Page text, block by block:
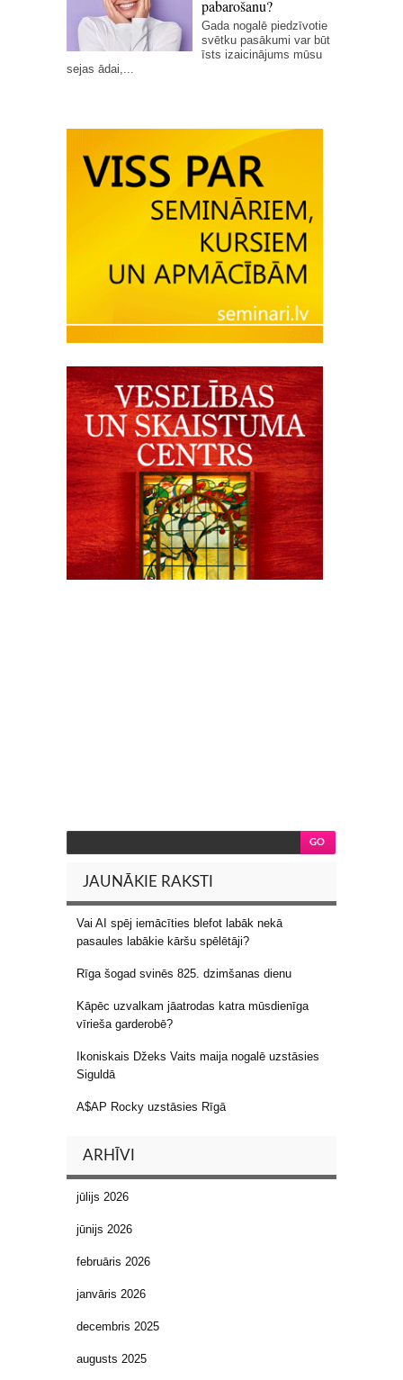
pabarošanu?
Gada nogalē piedzīvotie
svētku pasākumi var būt
īsts izaicinājums mūsu
sejas ādai,...
JAUNĀKIE RAKSTI
Vai AI spēj iemācīties blefot labāk nekā
pasaules labākie kāršu spēlētāji?
Rīga šogad svinēs 825. dzimšanas dienu
Kāpēc uzvalkam jāatrodas katra mūsdienīga
vīrieša garderobē?
Ikoniskais Džeks Vaits maija nogalē uzstāsies
Siguldā
A$AP Rocky uzstāsies Rīgā
ARHĪVI
jūlijs 2026
jūnijs 2026
februāris 2026
janvāris 2026
decembris 2025
augusts 2025